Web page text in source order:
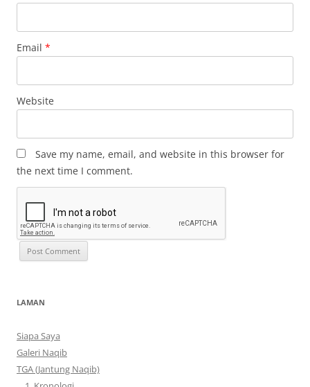
Email *
Website
Save my name, email, and website in this browser for
the next time I comment.
LAMAN
Siapa Saya
Galeri Naqib
TGA (Jantung Naqib)